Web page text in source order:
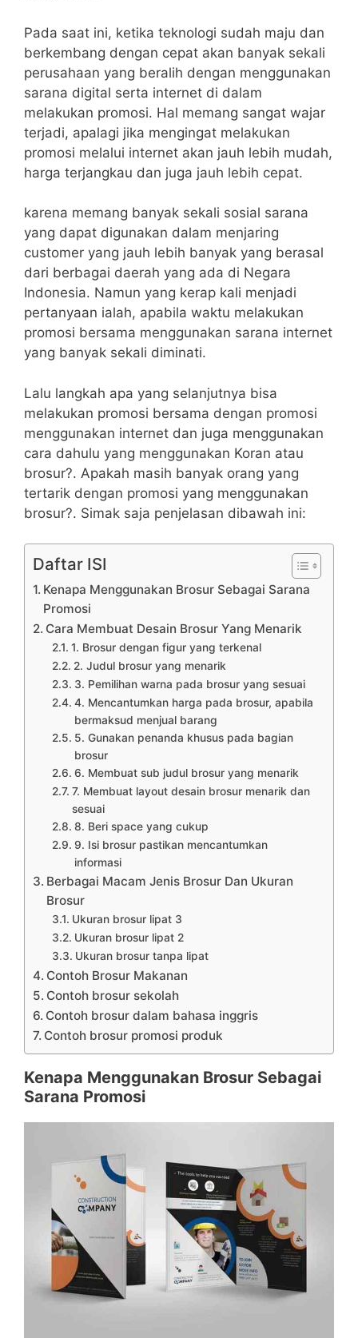
Pada saat ini, ketika teknologi sudah maju dan
berkembang dengan cepat akan banyak sekali
perusahaan yang beralih dengan menggunakan
sarana digital serta internet di dalam
melakukan promosi. Hal memang sangat wajar
terjadi, apalagi jika mengingat melakukan
promosi melalui internet akan jauh lebih mudah,
harga terjangkau dan juga jauh lebih cepat.
karena memang banyak sekali sosial sarana
yang dapat digunakan dalam menjaring
customer yang jauh lebih banyak yang berasal
dari berbagai daerah yang ada di Negara
Indonesia. Namun yang kerap kali menjadi
pertanyaan ialah, apabila waktu melakukan
promosi bersama menggunakan sarana internet
yang banyak sekali diminati.
Lalu langkah apa yang selanjutnya bisa
melakukan promosi bersama dengan promosi
menggunakan internet dan juga menggunakan
cara dahulu yang menggunakan Koran atau
brosur?. Apakah masih banyak orang yang
tertarik dengan promosi yang menggunakan
brosur?. Simak saja penjelasan dibawah ini:
Daftar ISI
Kenapa Menggunakan Brosur Sebagai Sarana
Promosi
Cara Membuat Desain Brosur Yang Menarik
1. Brosur dengan figur yang terkenal
2. Judul brosur yang menarik
3. Pemilihan warna pada brosur yang sesuai
4. Mencantumkan harga pada brosur, apabila
bermaksud menjual barang
5. Gunakan penanda khusus pada bagian
brosur
6. Membuat sub judul brosur yang menarik
7. Membuat layout desain brosur menarik dan
sesuai
8. Beri space yang cukup
9. Isi brosur pastikan mencantumkan
informasi
Berbagai Macam Jenis Brosur Dan Ukuran
Brosur
Ukuran brosur lipat 3
Ukuran brosur lipat 2
Ukuran brosur tanpa lipat
Contoh Brosur Makanan
Contoh brosur sekolah
Contoh brosur dalam bahasa inggris
Contoh brosur promosi produk
Kenapa Menggunakan Brosur Sebagai
Sarana Promosi